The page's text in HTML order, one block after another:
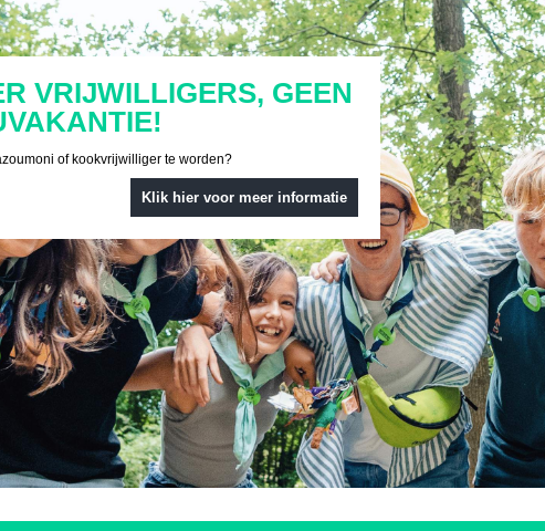
VRIJWILLIGERS, GEEN
of kookvrijwilliger te worden?
Klik hier voor meer informatie